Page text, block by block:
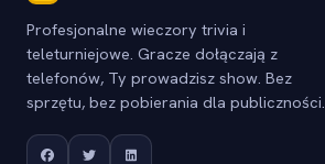
Profesjonalne wieczory trivia i
teleturniejowe. Gracze dołączają z
telefonów, Ty prowadzisz show. Bez
sprzętu, bez pobierania dla publiczności.